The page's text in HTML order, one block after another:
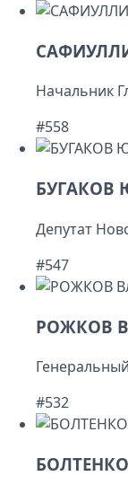
Начальник
#558
БУГАКОВ
Депутат
#547
РОЖКОВ
#532